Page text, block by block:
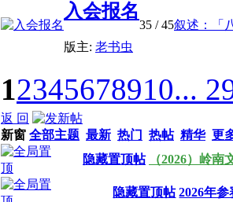
入会报名
版主: 老书虫
35 / 45叙述：「
12345678910...
返 回
新窗 全部主题 最新 热门 热帖 精华 更
隐藏置顶帖
（2026）岭
隐藏置顶帖 2026年